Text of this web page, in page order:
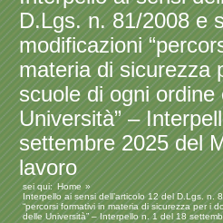
D.Lgs. n. 81/2008 e
modificazioni
materia di sicurezza
scuole di ogni ordine
Università” –
settembre 2025 del
lavoro
sei qui: Home
Interpello ai sensi dell’articolo 12 del D.Lgs. n.
“percorsi formativi in materia di sicurezza per i
delle Università” – Interpello n. 1 del 18